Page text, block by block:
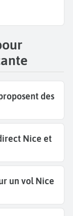
des
Nice et
un vol Nice